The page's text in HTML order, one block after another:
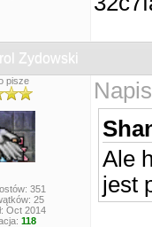
Zydowski
pisze
351
25
Oct 2014
118
Ale
jest